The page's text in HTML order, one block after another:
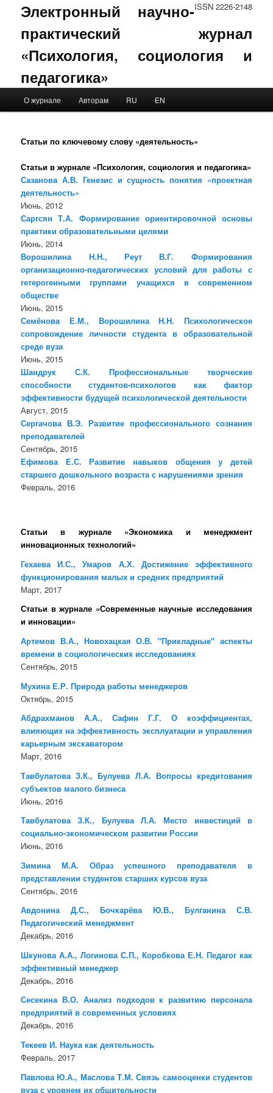
ISSN 2226-2148
Электронный научно-
практический журнал
«Психология, социология и
педагогика»
Skip to primary content
Skip to secondary content
О журнале Авторам RU EN
Статьи по ключевому слову «деятельность»
Статьи в журнале «Психология, социология и педагогика»
Сазанова А.В. Генезис и сущность понятия «проектная
деятельность»
Июнь, 2012
Саргсян Т.А. Формирование ориентировочной основы
практики образовательными целями
Июнь, 2014
Ворошилина Н.Н., Реут В.Г. Формирования
организационно-педагогических условий для работы с
гетерогенными группами учащихся в современном
обществе
Июнь, 2015
Семёнова Е.М., Ворошилина Н.Н. Психологическое
сопровождение личности студента в образовательной
среде вуза
Июнь, 2015
Шандрук С.К. Профессиональные творческие
способности студентов-психологов как фактор
эффективности будущей психологической деятельности
Август, 2015
Сергачова В.Э. Развитие профессионального сознания
преподавателей
Сентябрь, 2015
Ефимова Е.С. Развитие навыков общения у детей
старшего дошкольного возраста с нарушениями зрения
Февраль, 2016
Статьи в журнале «Экономика и менеджмент
инновационных технологий»
Гехаева И.С., Умаров А.Х. Достижение эффективного
функционирования малых и средних предприятий
Март, 2017
Статьи в журнале «Современные научные исследования
и инновации»
Артемов В.А., Новохацкая О.В. "Прикладные" аспекты
времени в социологических исследованиях
Сентябрь, 2015
Мухина Е.Р. Природа работы менеджеров
Октябрь, 2015
Абдрахманов А.А., Сафин Г.Г. О коэффициентах,
влияющих на эффективность эксплуатации и управления
карьерным экскаватором
Март, 2016
Тавбулатова З.К., Булуева Л.А. Вопросы кредитования
субъектов малого бизнеса
Июнь, 2016
Тавбулатова З.К., Булуева Л.А. Место инвестиций в
социально-экономическом развитии России
Июнь, 2016
Зимина М.А. Образ успешного преподавателя в
представлении студентов старших курсов вуза
Сентябрь, 2016
Авдонина Д.С., Бочкарёва Ю.В., Булганина С.В.
Педагогический менеджмент
Декабрь, 2016
Шкунова А.А., Логинова С.П., Коробкова Е.Н. Педагог как
эффективный менеджер
Декабрь, 2016
Сесекина В.О. Анализ подходов к развитию персонала
предприятий в современных условиях
Декабрь, 2016
Текеев И. Наука как деятельность
Февраль, 2017
Павлова Ю.А., Маслова Т.М. Связь самооценки студентов
вуза с уровнем их общительности